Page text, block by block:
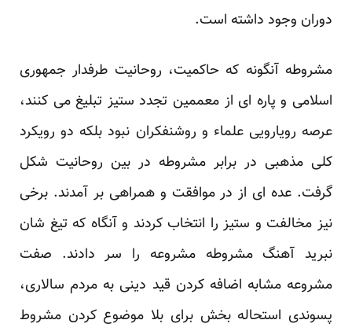
دوران وجود داشته است.
مشروطه آنگونه که حاکمیت، روحانیت طرفدار جمهوری
اسلامی و پاره ای از معممین تجدد ستیز تبلیغ می کنند،
عرصه رویارویی علماء و روشنفکران نبود بلکه دو رویکرد
کلی مذهبی در برابر مشروطه در بین روحانیت شکل
گرفت. عده ای از در موافقت و همراهی بر آمدند. برخی
نیز مخالفت و ستیز را انتخاب کردند و آنگاه که تیغ شان
نبرید آهنگ مشروطه مشروعه را سر دادند. صفت
مشروعه مشابه اضافه کردن قید دینی به مردم سالاری،
پسوندی استحاله بخش برای بلا موضوع کردن مشروط